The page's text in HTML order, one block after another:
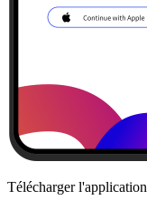
Télécharger l'application